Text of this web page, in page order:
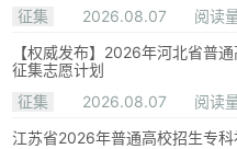
征集 2026.08.07
阅读
【权威发布】2026年河北省普
征集志愿计划
征集
2026.08.07
阅读
江苏省2026年普通高校招生专